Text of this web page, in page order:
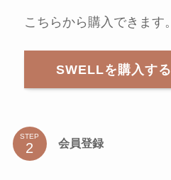
こちらから購入できます。
SWELLを購入する
STEP
会員登録